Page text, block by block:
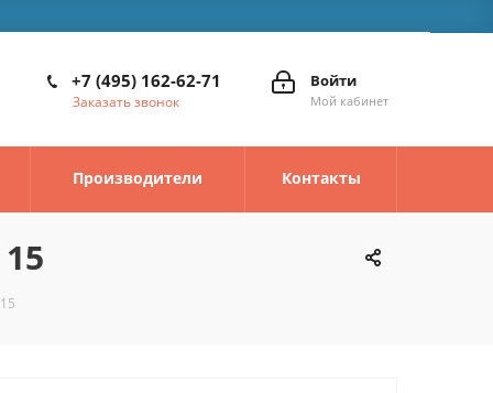
Войти
Мой кабинет
+7 (495) 162-62-71
Заказать звонок
Производители Контакты